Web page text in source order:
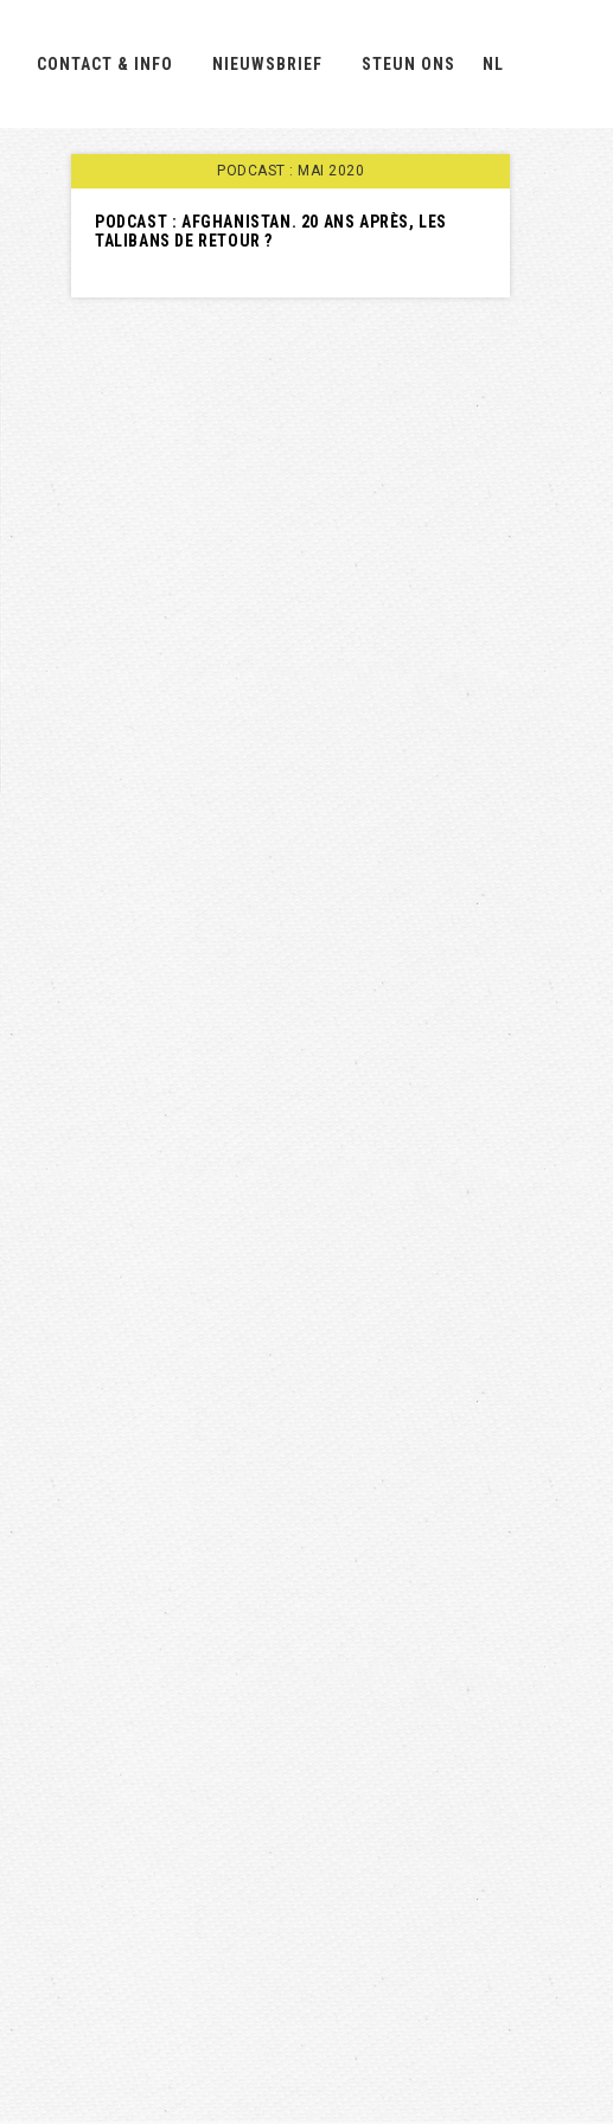
CONTACT & INFO NIEUWSBRIEF STEUN ONS NL
PODCAST : MAI 2020
PODCAST : AFGHANISTAN. 20 ANS APRÈS, LES
TALIBANS DE RETOUR ?